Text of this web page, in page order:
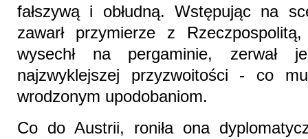
fałszywą i obłudną. Wstępując na
zawarł przymierze z
wysechł na pergaminie,
najzwyklejszej przyzwoitości - co
wrodzonym upodobaniom.
Co do Austrii, roniła ona